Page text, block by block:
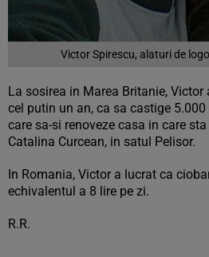
Victor Spirescu, alaturi de
La sosirea in Marea Britanie, Victor
cel putin un an, ca sa castige
care sa-si renoveze casa in care
Catalina Curcean, in satul Pelisor.
In Romania, Victor a lucrat ca
echivalentul a 8 lire pe zi.
R.R.